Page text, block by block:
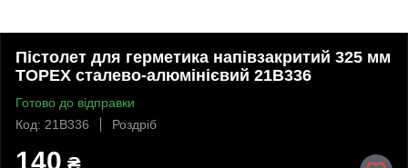
Пістолет для герметика напівзакритий 325 мм
TOPEX сталево-алюмінієвий 21B336
Готово до відправки
Код: 21B336
Роздріб
140